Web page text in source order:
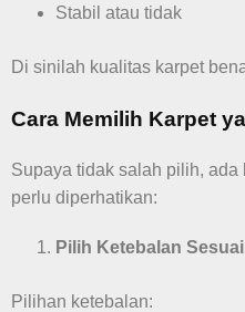
Stabil atau tidak
Di sinilah kualitas karpet
Cara Memilih Karpet
Supaya tidak salah pilih,
perlu diperhatikan:
Pilih Ketebalan
Pilihan ketebalan: